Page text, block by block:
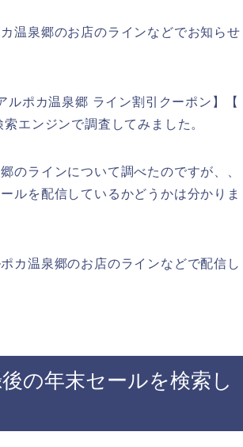
温泉郷のお店のラインなどでお知らせ
ポカ温泉郷 ライン割引クーポン】【
エンジンで調査してみました。
のラインについて調べたのですが、、
ルを配信しているかどうかは分かりま
カ温泉郷のお店のラインなどで配信し
の年末セールを検索し